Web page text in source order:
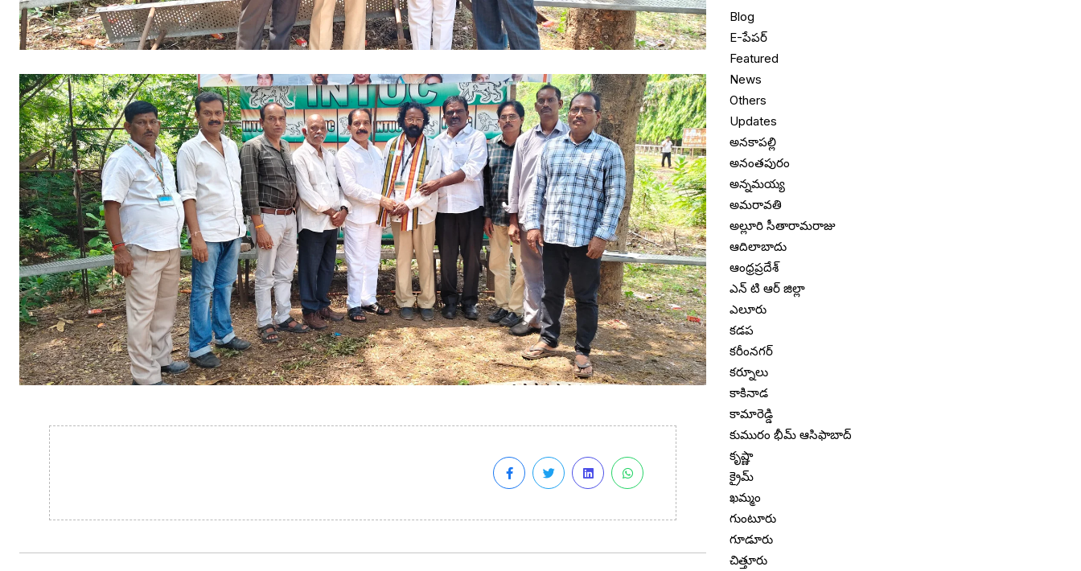
Blog
E-పేపర్
Featured
News
Others
Updates
అనకాపల్లి
అనంతపురం
అన్నమయ్య
అమరావతి
అల్లూరి సీతారామరాజు
ఆదిలాబాదు
ఆంధ్రప్రదేశ్
ఎన్ టి ఆర్ జిల్లా
ఎలూరు
కడప
కరీంనగర్
కర్నూలు
కాకినాడ
కామారెడ్డి
కుమురం భీమ్ ఆసిఫాబాద్
కృష్ణా
క్రైమ్
ఖమ్మం
గుంటూరు
గూడూరు
చిత్తూరు